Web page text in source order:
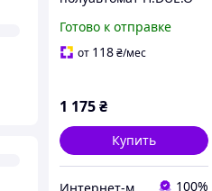
Готово к отправке
от 118₴/мес
1 175₴
Купить
100%